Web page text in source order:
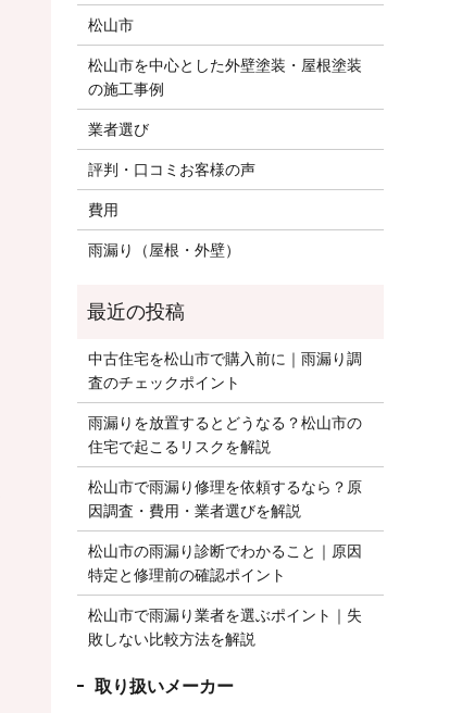
松山市
松山市を中心とした外壁塗装・屋根塗装
の施工事例
業者選び
評判・口コミお客様の声
費用
雨漏り（屋根・外壁）
中古住宅を松山市で購入前に｜雨漏り調
査のチェックポイント
雨漏りを放置するとどうなる？松山市の
住宅で起こるリスクを解説
松山市で雨漏り修理を依頼するなら？原
因調査・費用・業者選びを解説
松山市の雨漏り診断でわかること｜原因
特定と修理前の確認ポイント
松山市で雨漏り業者を選ぶポイント｜失
敗しない比較方法を解説